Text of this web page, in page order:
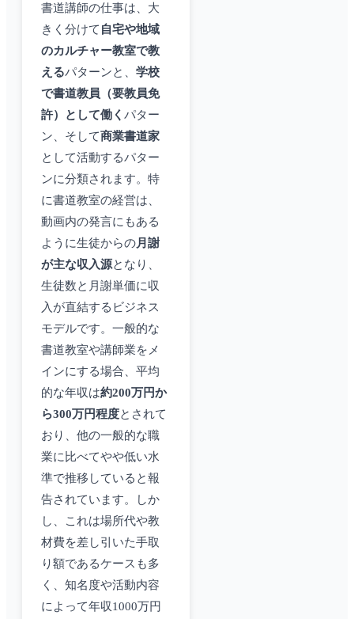
書道講師の仕事は、大
きく分けて 自宅や地域
のカルチャー教室で教
えるパターンと、 学校
で書道教員（要教員免
許）として働く パター
ン、そして商業書道家
として活動するパター
ンに分類されます。特
に書道教室の経営は、
動画内の発言にもある
ように生徒からの月謝
が主な収入源となり、
生徒数と月謝単価に収
入が直結するビジネス
モデルです。一般的な
書道教室や講師業をメ
インにする場合、平均
的な年収は約200万円か
ら300万円程度とされて
おり、他の一般的な職
業に比べてやや低い水
準で推移していると報
告されています。しか
し、これは場所代や教
材費を差し引いた手取
り額であるケースも多
く、知名度や活動内容
によって年収1000万円